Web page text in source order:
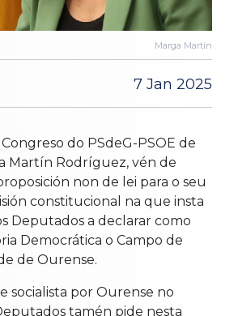
Marga Martín
7 Jan 2025
do PSdeG-PSOE de
Martín Rodríguez, vén de
non de lei para o seu
constitucional na que insta
Deputados a declarar como
Democrática o Campo de
de Ourense.
socialista por Ourense no
tamén pide nesta